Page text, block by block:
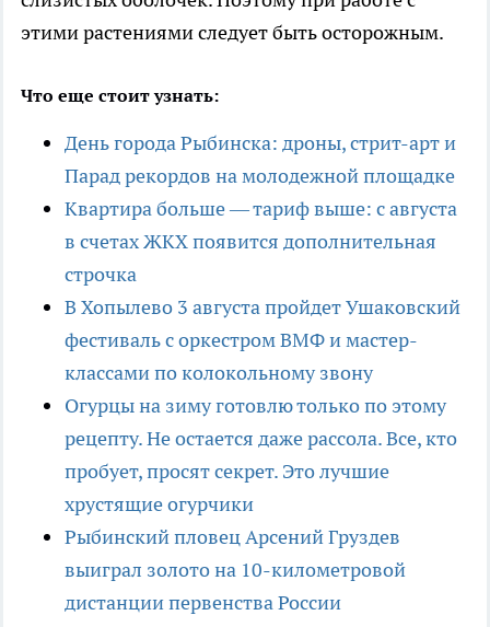
этими растениями следует быть осторожным.
Что еще стоит узнать:
День города Рыбинска: дроны, стрит-арт и
Парад рекордов на молодежной площадке
Квартира больше — тариф выше: с августа
в счетах ЖКХ появится дополнительная
строчка
В Хопылево 3 августа пройдет Ушаковский
фестиваль с оркестром ВМФ и мастер-
классами по колокольному звону
Огурцы на зиму готовлю только по этому
рецепту. Не остается даже рассола. Все, кто
пробует, просят секрет. Это лучшие
хрустящие огурчики
Рыбинский пловец Арсений Груздев
выиграл золото на 10-километровой
дистанции первенства России